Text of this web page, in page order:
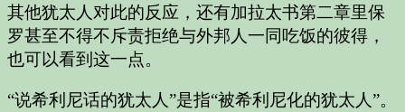
其他犹太人对此的反应，还有加拉太书第二章里保
罗甚至不得不斥责拒绝与外邦人一同吃饭的彼得，
也可以看到这一点。
“说希利尼话的犹太人”是指“被希利尼化的犹太人”。